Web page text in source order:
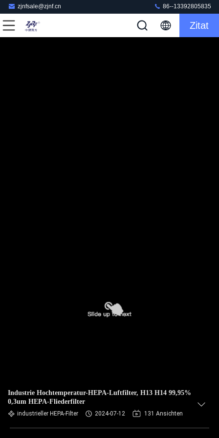
zjnfsale@zjnf.cn 86--13392805835
Zitat
Industrie Hochtemperatur-HEPA-Luftfilter, H13 H14 99,95%
0,3um HEPA-Fliederfilter
industrieller HEPA-Filter 2024-07-12 131 Ansichten